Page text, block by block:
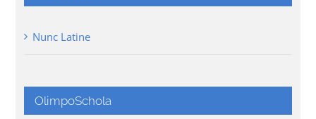
Nunc Latine
OlimpoSchola